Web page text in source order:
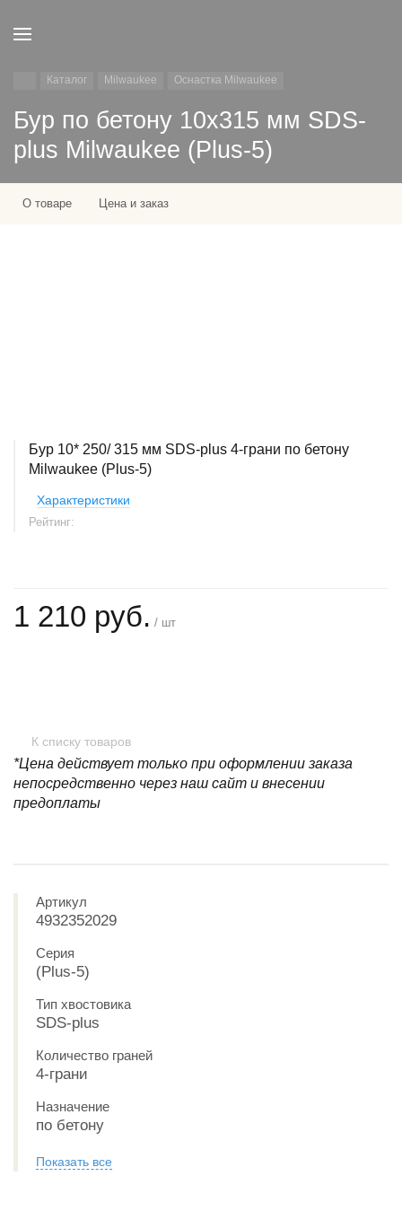
Каталог Milwaukee Оснастка Milwaukee
Бур по бетону 10х315 мм SDS-
plus Milwaukee (Plus-5)
О товаре Цена и заказ
Бур 10* 250/ 315 мм SDS-plus 4-грани по бетону
Milwaukee (Plus-5)
Характеристики
Рейтинг:
1 210 руб. / шт
К списку товаров
*Цена действует только при оформлении заказа
непосредственно через наш сайт и внесении
предоплаты
Артикул
4932352029
Серия
(Plus-5)
Тип хвостовика
SDS-plus
Количество граней
4-грани
Назначение
по бетону
Показать все